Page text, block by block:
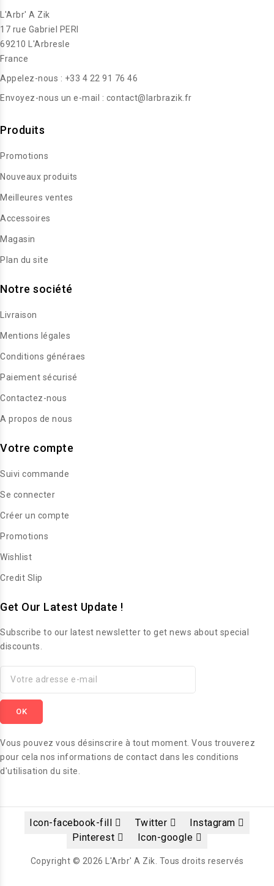
L'Arbr' A Zik
17 rue Gabriel PERI
69210 L'Arbresle
France
Appelez-nous : +33 4 22 91 76 46
Envoyez-nous un e-mail : contact@larbrazik.fr
Produits
Promotions
Nouveaux produits
Meilleures ventes
Accessoires
Magasin
Plan du site
Notre société
Livraison
Mentions légales
Conditions généraes
Paiement sécurisé
Contactez-nous
A propos de nous
Votre compte
Suivi commande
Se connecter
Créer un compte
Promotions
Wishlist
Credit Slip
Get Our Latest Update !
Subscribe to our latest newsletter to get news about special
discounts.
Vous pouvez vous désinscrire à tout moment. Vous trouverez
pour cela nos informations de contact dans les conditions
d'utilisation du site.
Icon-facebook-fill Twitter
Instagram
Pinterest
Icon-google
Copyright © 2026 L'Arbr' A Zik. Tous droits reservés